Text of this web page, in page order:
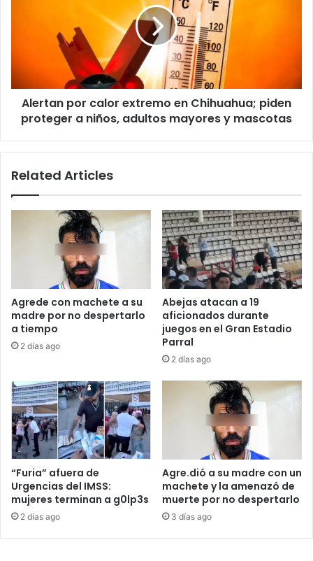
Chihuahua;
a
niños,
adultos
Alertan por calor extremo en Chihuahua; piden
proteger a niños, adultos mayores y mascotas
Related Articles
Agrede con machete a su
madre por no despertarlo
a tiempo
2 días ago
Abejas atacan a 19
aficionados durante
juegos en el Gran Estadio
Parral
2 días ago
“Furia” afuera de
Urgencias del IMSS:
mujeres terminan a g0lp3s
2 días ago
Agre.dió a su madre con un
machete y la amenazó de
muerte por no despertarlo
3 días ago